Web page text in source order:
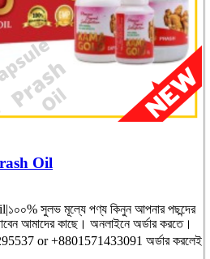
Oil
সুলভ মূল্যে পণ্য কিনুন আপনার পছন্দের
আমাদের কাছে। অনলাইনে অর্ডার করতে।
or +8801571433091 অর্ডার করলেই